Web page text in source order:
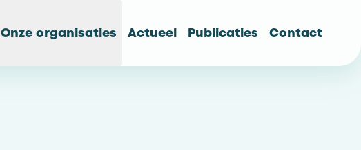
Onze organisaties Actueel Publicaties Contact